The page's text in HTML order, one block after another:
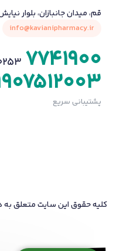
قم، میدان جانبازان، بلوار
info@kavianipharmacy.ir
7741900
پشتیبانی سریع
کلیه حقوق این سایت متعلق به